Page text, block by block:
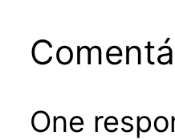
One